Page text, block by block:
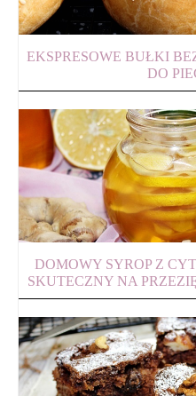
EKSPRESOWE BUŁKI
DO
DOMOWY SYROP Z
SKUTECZNY NA